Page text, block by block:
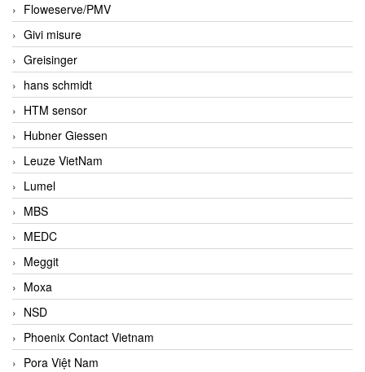
Floweserve/PMV
Givi misure
Greisinger
hans schmidt
HTM sensor
Hubner Giessen
Leuze VietNam
Lumel
MBS
MEDC
Meggit
Moxa
NSD
Phoenix Contact Vietnam
Pora Việt Nam